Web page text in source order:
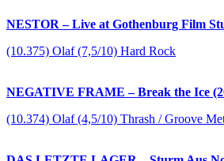
NESTOR – Live at Gothenburg Film
(10.375) Olaf (7,5/10) Hard Rock
NEGATIVE FRAME – Break the Ice
(10.374) Olaf (4,5/10) Thrash / Groove